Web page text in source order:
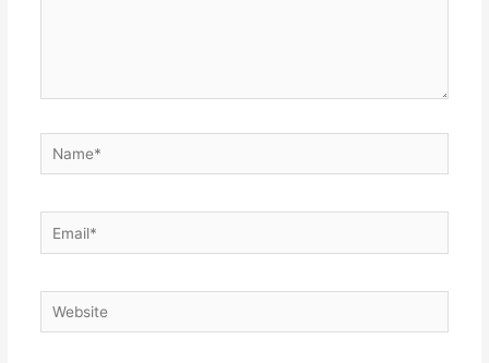
Name*
Email*
Website